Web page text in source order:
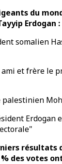
du
Erdogan :
somalien
et frère le
Erdogan
des votes